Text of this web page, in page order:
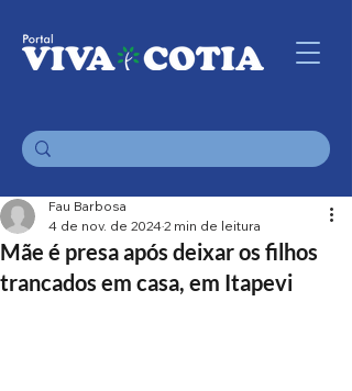
Mãe é presa após deixar os filhos
trancados em casa, em Itapevi
Fau Barbosa
4 de nov. de 20242 min de leitura